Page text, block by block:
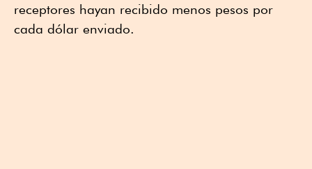
receptores hayan recibido menos pesos por
cada dólar enviado.